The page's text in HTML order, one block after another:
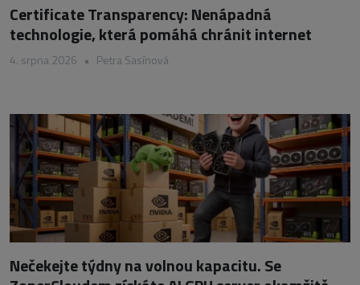
Certificate Transparency: Nenápadná
technologie, která pomáhá chránit internet
4. srpna 2026 • Petra Sasínová
Nečekejte týdny na volnou kapacitu. Se